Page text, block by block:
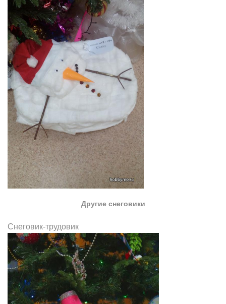
Другие снеговики
Снеговик-трудовик